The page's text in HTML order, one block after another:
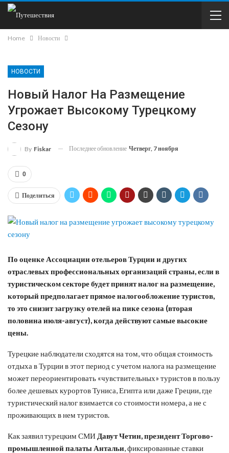
Home Новости
НОВОСТИ
Новый Налог На Размещение
Угрожает Высокому Турецкому
Сезону
By Fiskar Последнее обновление Четверг, 7 ноября
0
Поделиться
По оценке Ассоциации отельеров Турции и других
отраслевых профессиональных организаций страны, если в
туристическом секторе будет принят налог на размещение,
который предполагает прямое налогообложение туристов,
то это снизит загрузку отелей на пике сезона (вторая
половина июля-август), когда действуют самые высокие
цены.
Турецкие наблюдатели сходятся на том, что общая стоимость
отдыха в Турции в этот период с учетом налога на размещение
может переориентировать «чувствительных» туристов в пользу
более дешевых курортов Туниса, Египта или даже Греции, где
туристический налог взимается со стоимости номера, а не с
проживающих в нем туристов.
Как заявил турецким СМИ Давут Четин, президент Торгово-
промышленной палаты Антальи, фиксированные ставки